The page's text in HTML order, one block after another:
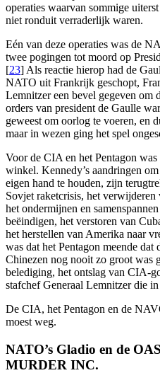
operaties waarvan sommige
niet ronduit verraderlijk waren.
Eén van deze operaties was de
twee pogingen tot moord op
[23] Als reactie hierop had de
NATO uit Frankrijk geschopt,
Lemnitzer een bevel gegeven om
orders van president de Gaulle
geweest om oorlog te voeren, en
maar in wezen ging het spel
Voor de CIA en het Pentagon
winkel. Kennedy’s aandringen
eigen hand te houden, zijn
Sovjet raketcrisis, het
het ondermijnen en
beëindigen, het verstoren van
het herstellen van Amerika naar
was dat het Pentagon meende
Chinezen nog nooit zo groot was
belediging, het ontslag van CIA-
stafchef Generaal Lemnitzer die
De CIA, het Pentagon en de
moest weg.
NATO’s Gladio en de
MURDER INC.